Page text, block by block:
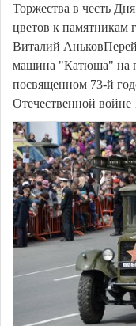
Торжества в честь
цветов к
Виталий
машина "Катюша" на
посвященном 73-й
Отечественной войне